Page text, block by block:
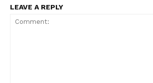
LEAVE A REPLY